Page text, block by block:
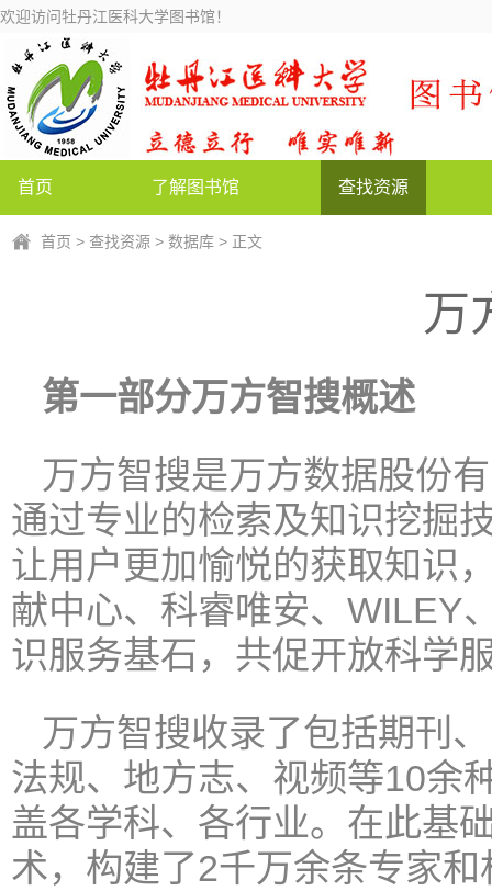
欢迎访问牡丹江医科大学图书馆！
首页 了解图书馆 查找资源
首页 > 查找资源 > 数据库 > 正文
万
第一部分万方智搜概述
万方智搜是万方数据股份
通过专业的检索及知识挖掘
让用户更加愉悦的获取知识
献中心、科睿唯安、WILEY
识服务基石，共促开放科学
万方智搜收录了包括期刊
法规、地方志、视频等10余
盖各学科、各行业。在此基
术，构建了2千万余条专家